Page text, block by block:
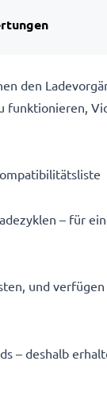
den
funktionieren,
– für
und
– deshalb